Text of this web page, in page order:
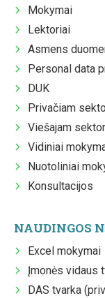
Mokymai
Lektoriai
Asmens
Personal data
DUK
Privačiam
Viešajam
Vidiniai
Nuotoliniai
Konsultacijos
NAUDINGOS
Excel mokymai
Įmonės vidaus
DAS tvarka